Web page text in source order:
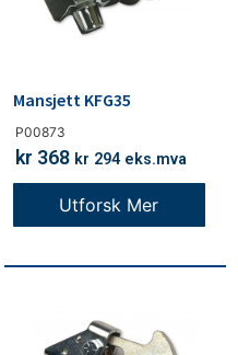
P00873
Mansjett KFG35
kr 368 kr 294 eks.mva
Utforsk Mer